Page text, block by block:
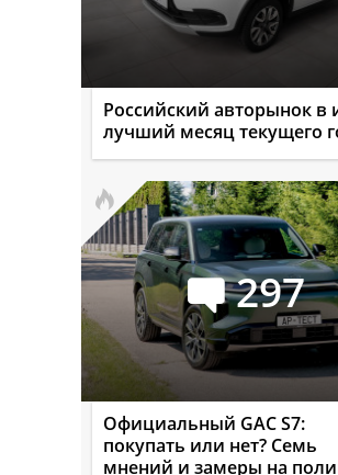
Российский авторынок в
лучший месяц текущего
297
Официальный GAC S7:
покупать или нет? Семь
мнений и замеры на